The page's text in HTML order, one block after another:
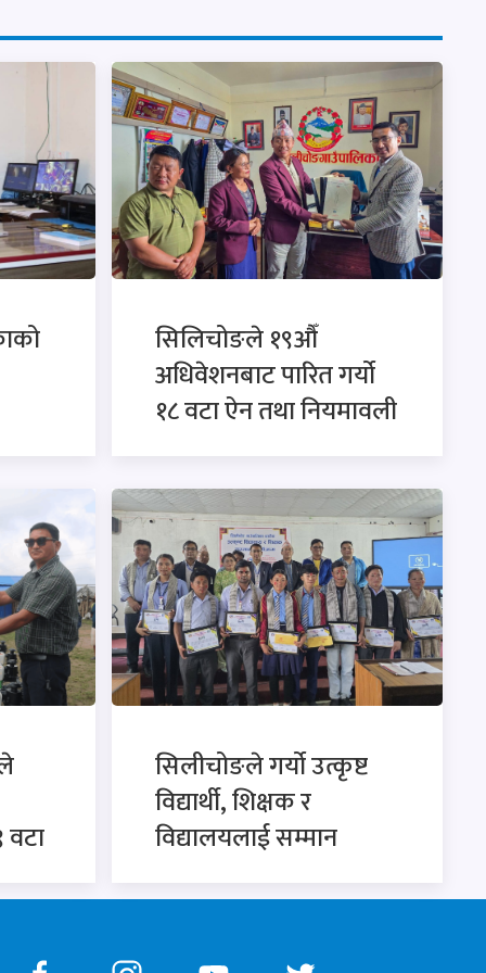
सिलिचोङले १९औँ
अधिवेशनबाट पारित गर्यो
१८ वटा ऐन तथा नियमावली
सिलीचोङले गर्यो उत्कृष्ट
विद्यार्थी, शिक्षक र
विद्यालयलाई सम्मान